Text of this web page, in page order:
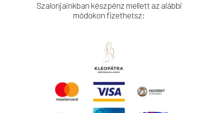
Szalonjainkban készpénz mellett az alábbi
módokon fizethetsz: